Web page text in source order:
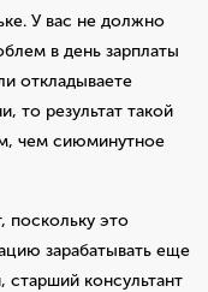
У вас не должно
в день зарплаты
откладываете
то результат такой
чем сиюминутное
поскольку это
зарабатывать еще
консультант